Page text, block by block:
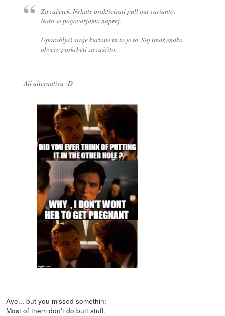
Za začetek. Nehate prakticirati pull out varianto.
Nato se pogovarjamo naprej.
Uporabljaš svoje kurtone in to je to. Saj imaš enako
obvezo poskrbeti za zaščito.
Ali alternativa :D
Aye... but you missed somethin:
Most of them don't do butt stuff.